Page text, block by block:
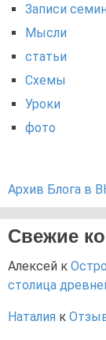
Записи
Мысли
статьи
Схемы
Уроки
фото
Архив Блога в
Свежие
Алексей к
столица
Наталия к